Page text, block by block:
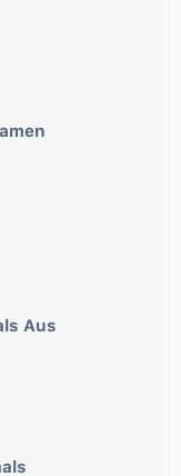
Aus